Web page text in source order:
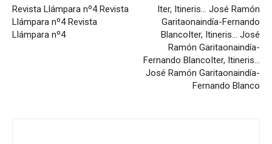
Revista Llámpara nº4Revista
Llámpara nº4Revista
Llámpara nº4
Iter, Itineris… José Ramón
Garitaonaindía-Fernando
BlancoIter, Itineris… José
Ramón Garitaonaindía-
Fernando BlancoIter, Itineris…
José Ramón Garitaonaindía-
Fernando Blanco